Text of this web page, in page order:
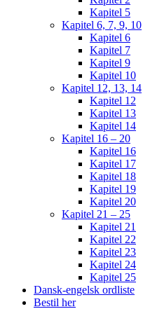
Kapitel 5
Kapitel 6, 7, 9, 10
Kapitel 6
Kapitel 7
Kapitel 9
Kapitel 10
Kapitel 12, 13, 14
Kapitel 12
Kapitel 13
Kapitel 14
Kapitel 16 – 20
Kapitel 16
Kapitel 17
Kapitel 18
Kapitel 19
Kapitel 20
Kapitel 21 – 25
Kapitel 21
Kapitel 22
Kapitel 23
Kapitel 24
Kapitel 25
Dansk-engelsk ordliste
Bestil her